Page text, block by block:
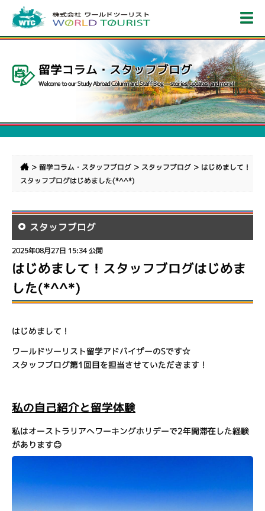
留学コラム・スタッフブログ
Welcome to our Study Abroad Column and Staff Blog — stories, updates, and more!
> 留学コラム・スタッフブログ > スタッフブログ > はじめまして！
スタッフブログはじめました(*^^*)
スタッフブログ
2025年08月27日 15:34 公開
はじめまして！スタッフブログはじめま
した(*^^*)
はじめまして！
ワールドツーリスト留学アドバイザーのSです☆
スタッフブログ第1回目を担当させていただきます！
私の自己紹介と留学体験
私はオーストラリアへワーキングホリデーで2年間滞在した経験
があります😊